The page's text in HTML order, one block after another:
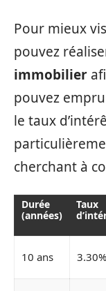
Pour mieux
pouvez
immobilier
pouvez
le taux
cherchant à
Durée
(années)
Taux
10 ans 3.30%